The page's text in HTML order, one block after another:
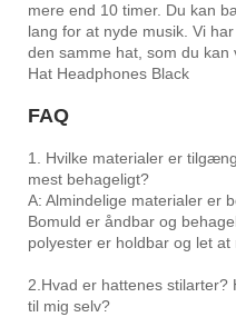
mere end 10 timer. Du kan
lang for at nyde musik. Vi
den samme hat, som du
Hat Headphones Black
FAQ
1. Hvilke materialer er
mest behageligt?
A: Almindelige materialer er
Bomuld er åndbar og
polyester er holdbar og let at
2.Hvad er hattenes
til mig selv?